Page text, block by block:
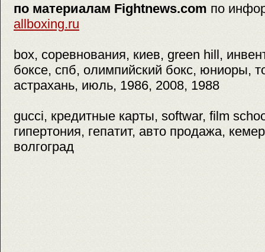
по материалам Fightnews.com по
allboxing.ru
box, соревнования, киев, green hill,
боксе, спб, олимпийский бокс, юниоры,
астрахань, июль, 1986, 2008, 1988
gucci, кредитные карты, softwar, film
гипертония, гепатит, авто продажа,
волгоград